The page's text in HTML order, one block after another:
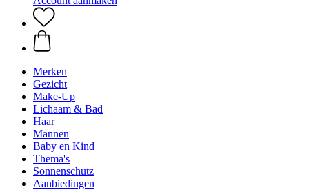
Merken
Gezicht
Make-Up
Lichaam & Bad
Haar
Mannen
Baby en Kind
Thema's
Sonnenschutz
Aanbiedingen